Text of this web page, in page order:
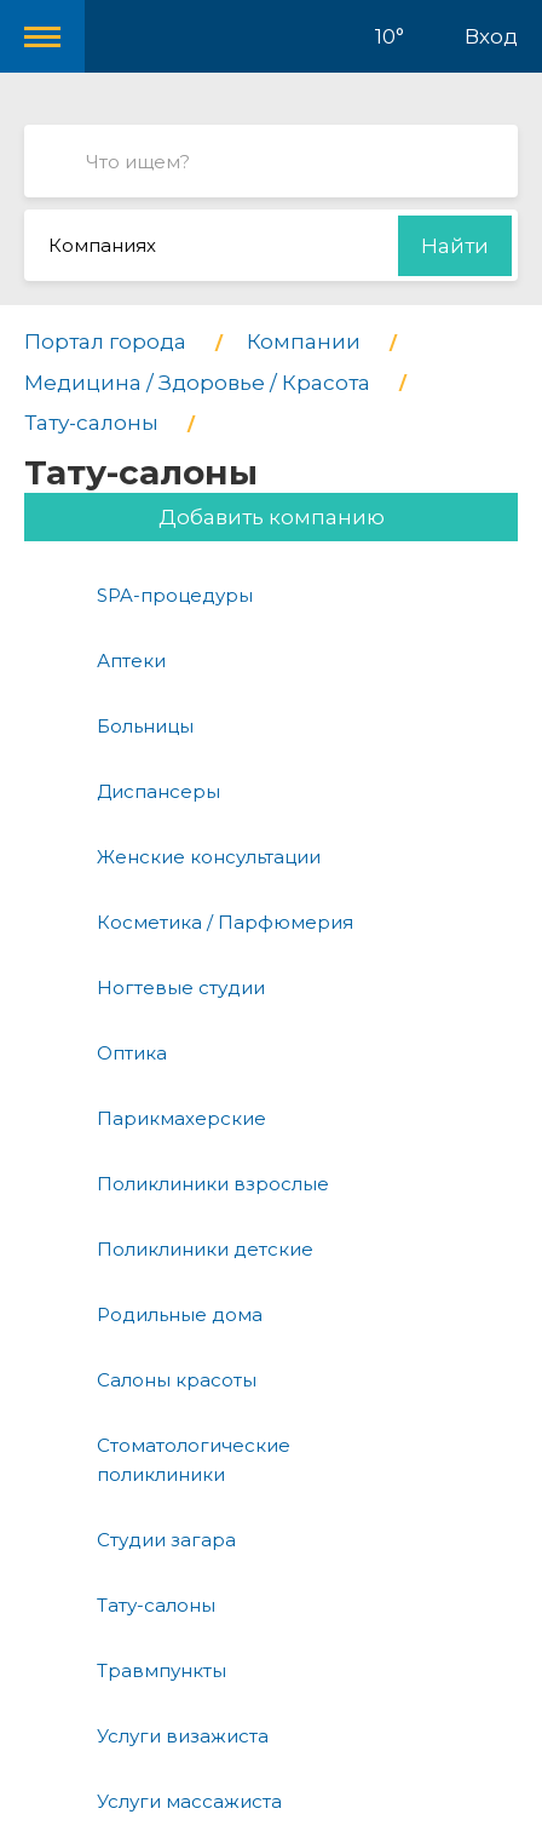
10° Вход
Компаниях Найти
Портал города
Компании
Медицина / Здоровье / Красота
Тату-салоны
Тату-салоны
Добавить компанию
SPA-процедуры
Аптеки
Больницы
Диспансеры
Женские консультации
Косметика / Парфюмерия
Ногтевые студии
Оптика
Парикмахерские
Поликлиники взрослые
Поликлиники детские
Родильные дома
Салоны красоты
Стоматологические
поликлиники
Студии загара
Тату-салоны
Травмпункты
Услуги визажиста
Услуги массажиста